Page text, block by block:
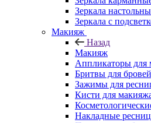
Зеркала
Зеркала с
Макияж
Назад
Макияж
Аппликаторы для
Бритвы для бровей
Зажимы для
Кисти для
Накладные